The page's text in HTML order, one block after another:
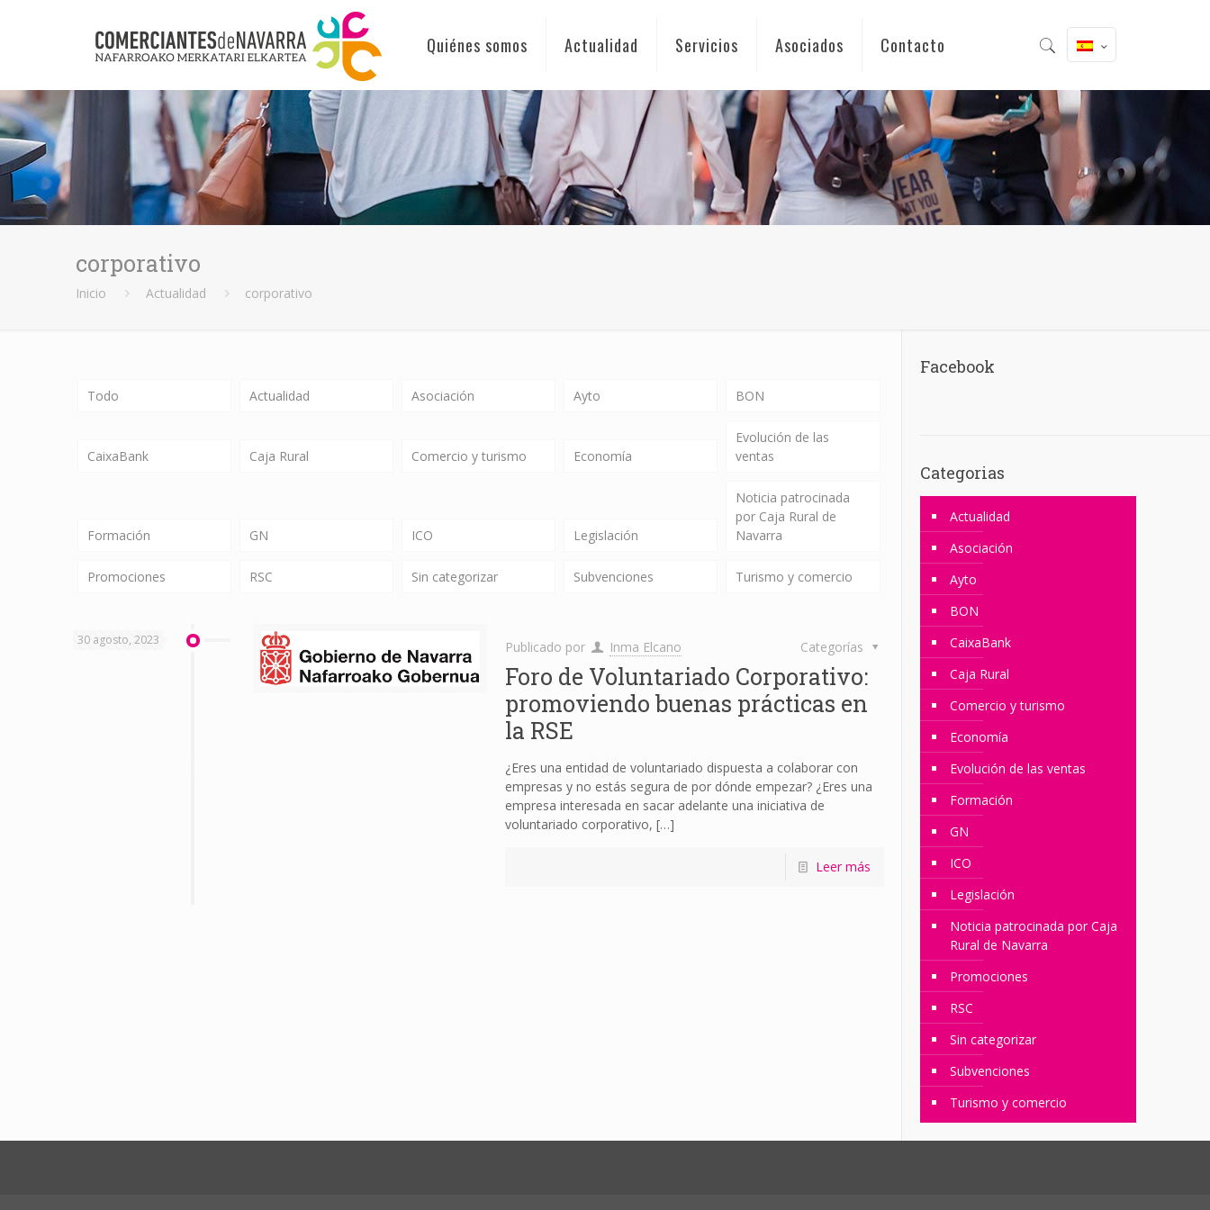
Quiénes somos Actualidad Servicios Asociados Contacto
corporativo
Inicio Actualidad corporativo
Todo Actualidad Asociación Ayto BON
CaixaBank Caja Rural Comercio y turismo Economía
Evolución de las
ventas
Formación GN ICO Legislación
Noticia patrocinada
por Caja Rural de
Navarra
Promociones RSC Sin categorizar Subvenciones Turismo y comercio
30 agosto, 2023 Publicado por Inma Elcano Categorías
Foro de Voluntariado Corporativo:
promoviendo buenas prácticas en
la RSE
¿Eres una entidad de voluntariado dispuesta a colaborar con
empresas y no estás segura de por dónde empezar? ¿Eres una
empresa interesada en sacar adelante una iniciativa de
voluntariado corporativo, […]
Leer más
Facebook
Categorias
Actualidad
Asociación
Ayto
BON
CaixaBank
Caja Rural
Comercio y turismo
Economía
Evolución de las ventas
Formación
GN
ICO
Legislación
Noticia patrocinada por Caja
Rural de Navarra
Promociones
RSC
Sin categorizar
Subvenciones
Turismo y comercio